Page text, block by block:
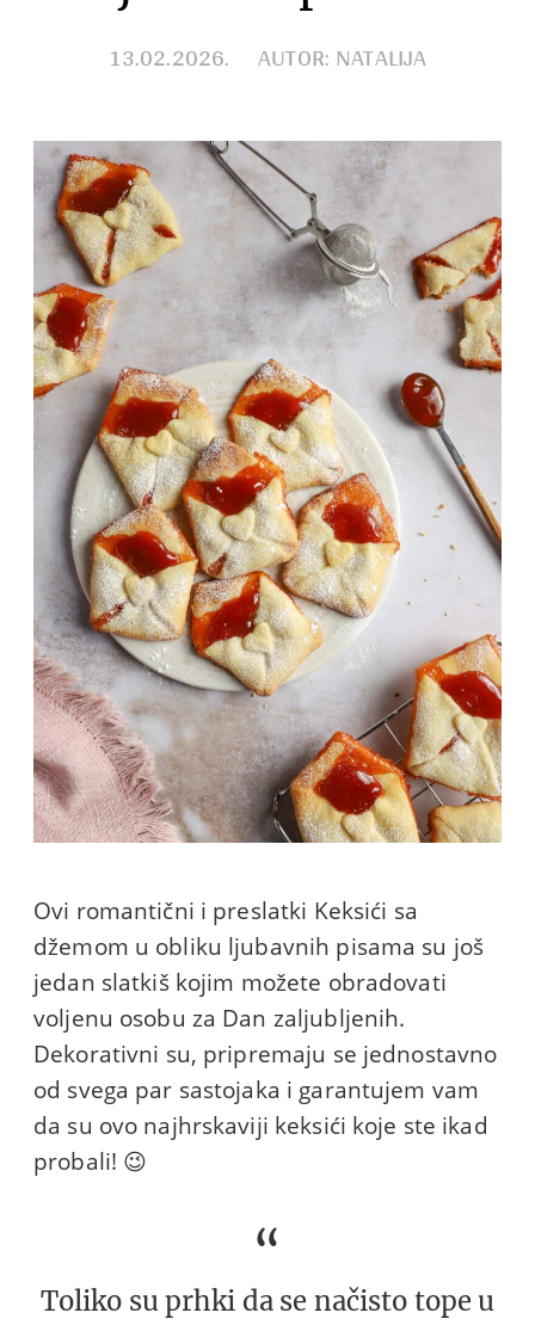
Razno
13.02.2026. AUTOR: NATALIJA
Ovi romantični i preslatki Keksići sa
džemom u obliku ljubavnih pisama su još
jedan slatkiš kojim možete obradovati
voljenu osobu za Dan zaljubljenih.
Dekorativni su, pripremaju se jednostavno
od svega par sastojaka i garantujem vam
da su ovo najhrskaviji keksići koje ste ikad
probali! 😉
Toliko su prhki da se načisto tope u